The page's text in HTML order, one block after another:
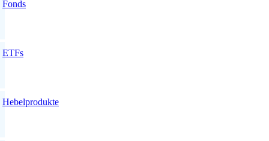
Fonds
ETFs
Hebelprodukte